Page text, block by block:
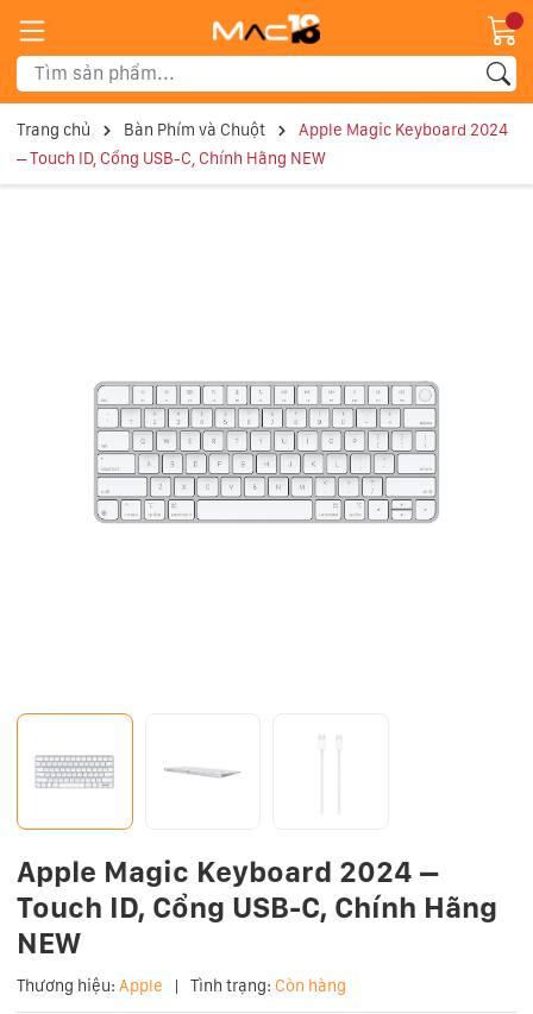
Trang chủ Bàn Phím và Chuột
Apple Magic Keyboard 2024
– Touch ID, Cổng USB-C, Chính Hãng NEW
Apple Magic Keyboard 2024 –
Touch ID, Cổng USB-C, Chính Hãng
NEW
Thương hiệu: Apple | Tình trạng: Còn hàng